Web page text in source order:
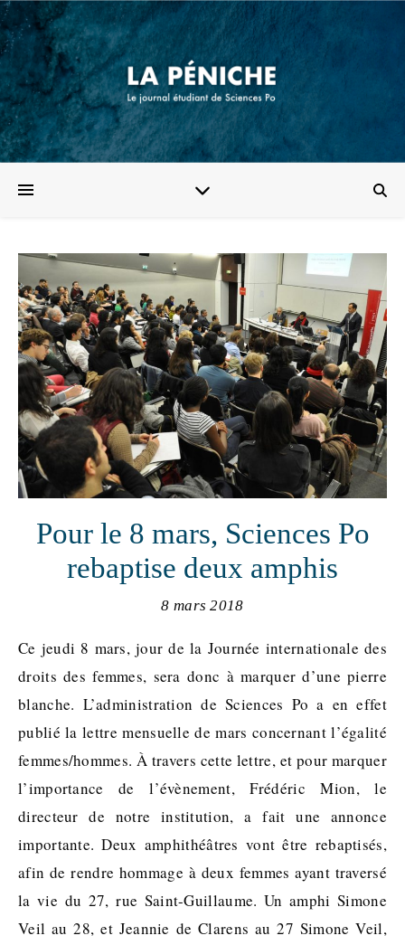
Pour le 8 mars, Sciences Po
rebaptise deux amphis
8 mars 2018
Ce jeudi 8 mars, jour de la Journée internationale des
droits des femmes, sera donc à marquer d’une pierre
blanche. L’administration de Sciences Po a en effet
publié la lettre mensuelle de mars concernant l’égalité
femmes/hommes. À travers cette lettre, et pour marquer
l’importance de l’évènement, Frédéric Mion, le
directeur de notre institution, a fait une annonce
importante. Deux amphithéâtres vont être rebaptisés,
afin de rendre hommage à deux femmes ayant traversé
la vie du 27, rue Saint-Guillaume. Un amphi Simone
Veil au 28, et Jeannie de Clarens au 27 Simone Veil,